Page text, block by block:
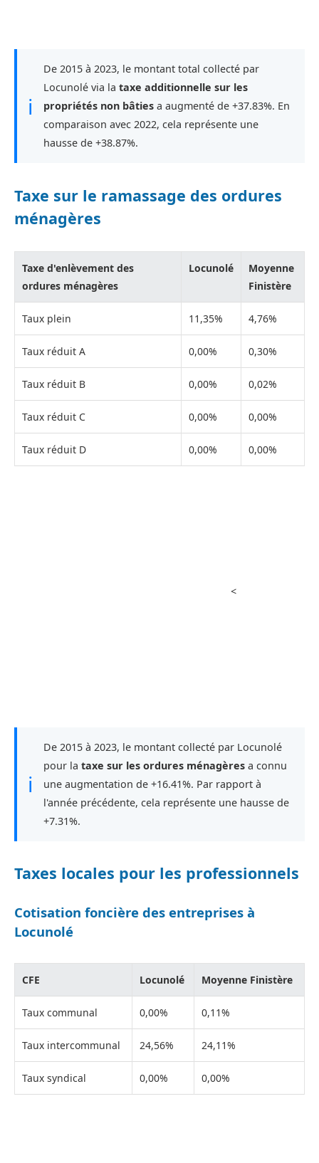
ℹ
De 2015 à 2023, le montant total collecté par
Locunolé via la taxe additionnelle sur les
propriétés non bâties a augmenté de +37.83%. En
comparaison avec 2022, cela représente une
hausse de +38.87%.
Taxe sur le ramassage des ordures
ménagères
Taxe d'enlèvement des
ordures ménagères
Locunolé
Moyenne
Finistère
Taux plein 11,35% 4,76%
Taux réduit A 0,00% 0,30%
Taux réduit B 0,00% 0,02%
Taux réduit C 0,00% 0,00%
Taux réduit D 0,00% 0,00%
<
ℹ
De 2015 à 2023, le montant collecté par Locunolé
pour la taxe sur les ordures ménagères a connu
une augmentation de +16.41%. Par rapport à
l'année précédente, cela représente une hausse de
+7.31%.
Taxes locales pour les professionnels
Cotisation foncière des entreprises à
Locunolé
CFE Locunolé Moyenne Finistère
Taux communal 0,00% 0,11%
Taux intercommunal 24,56% 24,11%
Taux syndical 0,00% 0,00%